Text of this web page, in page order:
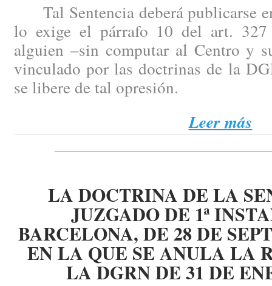
Tal Sentencia deberá publicarse
lo exige el párrafo 10 del art.
alguien –sin computar al Centro y
vinculado por las doctrinas de la
se libere de tal opresión.
Leer más
LA DOCTRINA DE LA
JUZGADO DE 1ª
BARCELONA, DE 28 DE
EN LA QUE SE ANULA LA
LA DGRN DE 31 DE